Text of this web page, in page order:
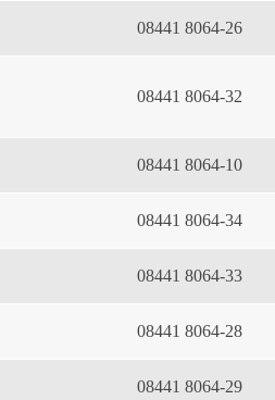
08441 8064-26
08441 8064-32
08441 8064-10
08441 8064-34
08441 8064-33
08441 8064-28
08441 8064-29